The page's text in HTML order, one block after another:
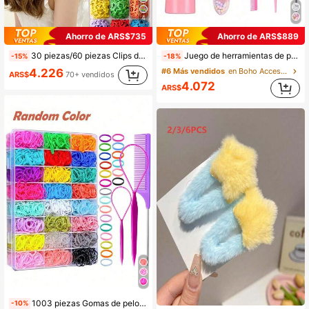
4
Ahorro de ARS$735
-15% 30 piezas/60 piezas Clips de pelo con estrella de cinco puntas minimalistas y lindos, clips BB de estrella de color dulce de caramelo, accesorios para el cabello de niñas, accesorios pequeños versátiles para uso diario, actuaciones y estilismo de fotos (color aleatorio)
ARS$4.226 70+ vendidos
-10% 1003 piezas Gomas de pelo elásticas de colores aleatorios, Set de 28 colores de mini scrunchies, bandas de pelo y accesorios para el cabello para niñas
Ahorro de ARS$889
-18% Juego de herramientas de peinado para niñas de moda, (6.8oz/200ml) Botella de spray de niebla fina continua, Peine suave, Peine para el cabello en casa, Regalo, Accesorios para el cabello, Juego de peines para el cabello y cepillo lateral con cola de rata, Cepillo de peinado, Peine de dibujos animados anti-enredos, Peine de masaje para la ducha, Accesorios para el cabello, Peine de cuidado del cabello en casa, Peine de masaje del cuero cabelludo, Peine de plástico con bola de burbuja, Peine de cola puntiaguda para el cuidado del cabello, Estilo de peine dual, Cepillo, Peine suave universal para cabello rizado/liso de niñas, Actividades escolares/Temporada de vacaciones/Regreso a la escuela/Uso diario
#6 Más vendidos
en Boho Accesorios para el cabello de las mujeres
ARS$4.072